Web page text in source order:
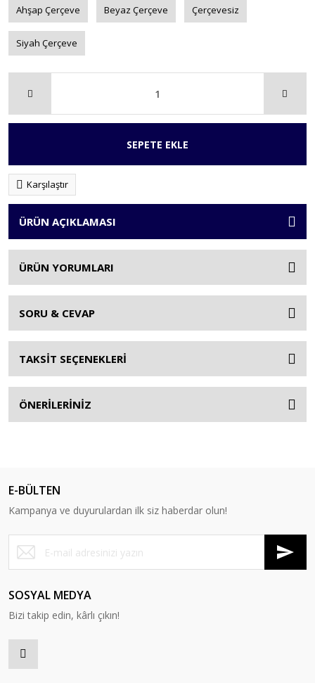
Ahşap Çerçeve Beyaz Çerçeve Çerçevesiz
Siyah Çerçeve
SEPETE EKLE
Karşılaştır
ÜRÜN AÇIKLAMASI
ÜRÜN YORUMLARI
SORU & CEVAP
TAKSİT SEÇENEKLERİ
ÖNERİLERİNİZ
E-BÜLTEN
Kampanya ve duyurulardan ilk siz haberdar olun!
SOSYAL MEDYA
Bizi takip edin, kârlı çıkın!